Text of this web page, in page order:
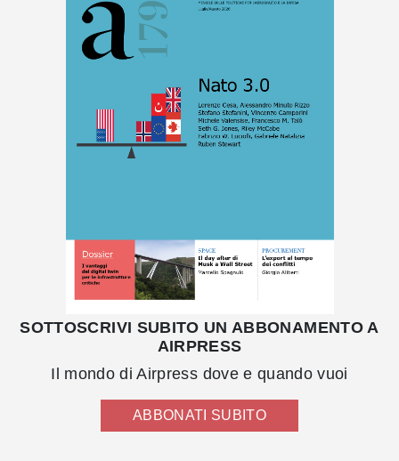
SOTTOSCRIVI SUBITO UN ABBONAMENTO A
AIRPRESS
Il mondo di Airpress dove e quando vuoi
ABBONATI SUBITO